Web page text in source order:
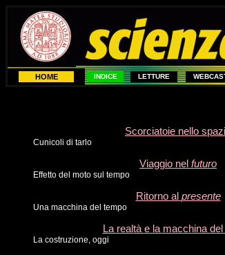
HOME INDICE LETTURE
Scorciatoie nello
Cunicoli di tarlo
Viaggio nel futuro
Effetto del moto sul tempo
Ritorno al presente
Una macchina del tempo
La realtà e la macchina
La costruzione, oggi